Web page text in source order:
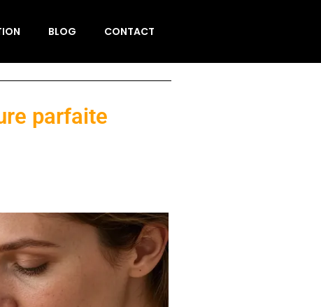
BLOG CONTACT
parfaite